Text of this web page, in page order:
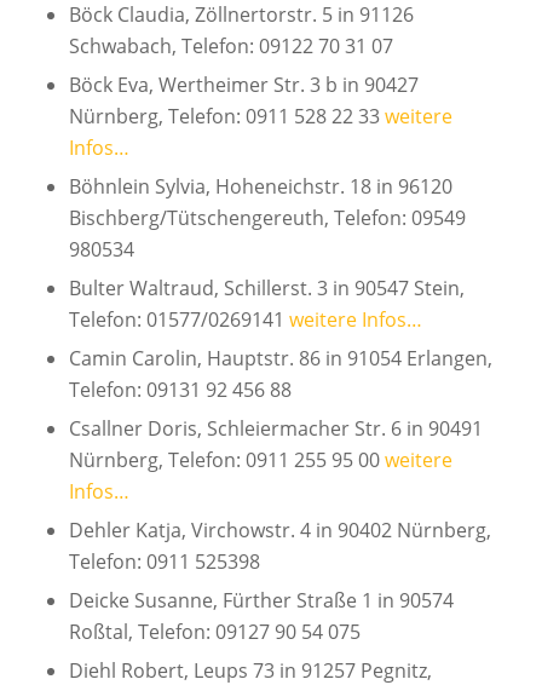
Böck Claudia, Zöllnertorstr. 5 in 91126
Schwabach, Telefon: 09122 70 31 07
Böck Eva, Wertheimer Str. 3 b in 90427
Nürnberg, Telefon: 0911 528 22 33weitere
Infos…
Böhnlein Sylvia, Hoheneichstr. 18 in 96120
Bischberg/Tütschengereuth, Telefon: 09549
980534
Bulter Waltraud, Schillerst. 3 in 90547 Stein,
Telefon: 01577/0269141 weitere Infos…
Camin Carolin, Hauptstr. 86 in 91054 Erlangen,
Telefon: 09131 92 456 88
Csallner Doris, Schleiermacher Str. 6 in 90491
Nürnberg, Telefon: 0911 255 95 00weitere
Infos…
Dehler Katja, Virchowstr. 4 in 90402 Nürnberg,
Telefon: 0911 525398
Deicke Susanne, Fürther Straße 1 in 90574
Roßtal, Telefon: 09127 90 54 075
Diehl Robert, Leups 73 in 91257 Pegnitz,